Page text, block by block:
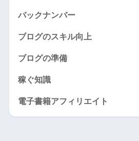
バックナンバー
ブログのスキル向上
ブログの準備
稼ぐ知識
電子書籍アフィリエイト